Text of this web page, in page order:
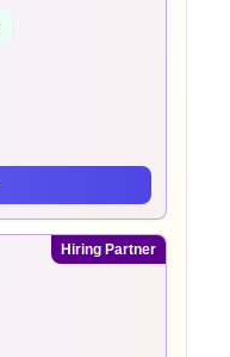
Hiring Partner